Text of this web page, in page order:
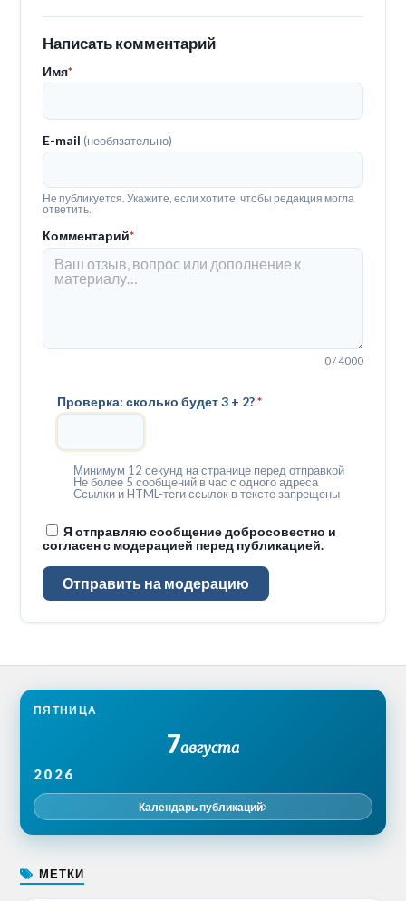
Написать комментарий
Имя*
E-mail(необязательно)
Не публикуется. Укажите, если хотите, чтобы редакция могла
ответить.
Комментарий*
0 / 4000
Проверка: сколько будет 3 + 2?*
Минимум 12 секунд на странице перед отправкой
Не более 5 сообщений в час с одного адреса
Ссылки и HTML-теги ссылок в тексте запрещены
Я отправляю сообщение добросовестно и
согласен с модерацией перед публикацией.
Отправить на модерацию
ПЯТНИЦА
7августа
2026
Календарь публикаций
МЕТКИ